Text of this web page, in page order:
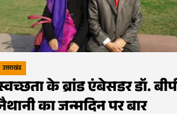
उत्तराखंड
के ब्रांड एंबेसडर डॉ.
का जन्मदिन पर बार